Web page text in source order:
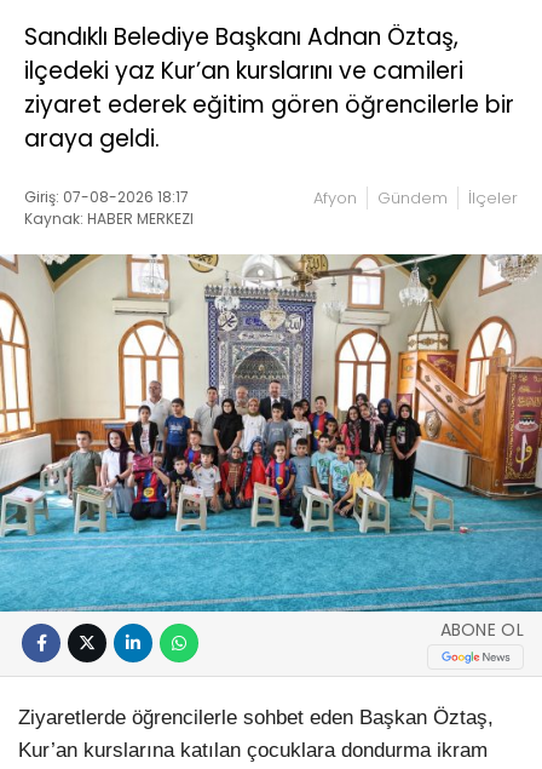
Sandıklı Belediye Başkanı Adnan Öztaş,
ilçedeki yaz Kur’an kurslarını ve camileri
ziyaret ederek eğitim gören öğrencilerle bir
araya geldi.
Giriş: 07-08-2026 18:17
Kaynak: HABER MERKEZI
Afyon Gündem İlçeler
ABONE OL
Ziyaretlerde öğrencilerle sohbet eden Başkan Öztaş,
Kur’an kurslarına katılan çocuklara dondurma ikram